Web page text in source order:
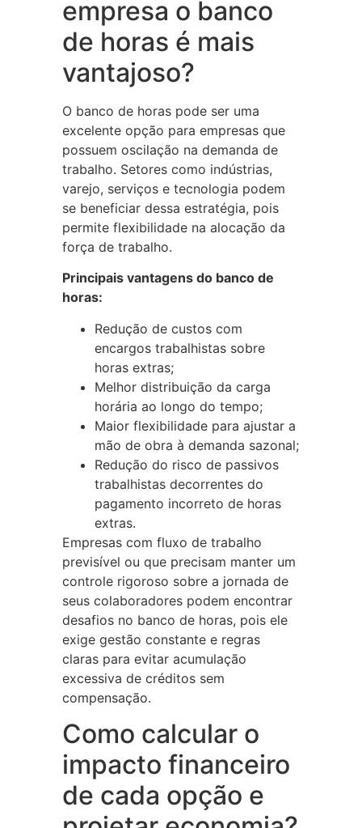
empresa o banco
de horas é mais
vantajoso?
O banco de horas pode ser uma
excelente opção para empresas que
possuem oscilação na demanda de
trabalho. Setores como indústrias,
varejo, serviços e tecnologia podem
se beneficiar dessa estratégia, pois
permite flexibilidade na alocação da
força de trabalho.
Principais vantagens do banco de
horas:
Redução de custos com
encargos trabalhistas sobre
horas extras;
Melhor distribuição da carga
horária ao longo do tempo;
Maior flexibilidade para ajustar a
mão de obra à demanda sazonal;
Redução do risco de passivos
trabalhistas decorrentes do
pagamento incorreto de horas
extras.
Empresas com fluxo de trabalho
previsível ou que precisam manter um
controle rigoroso sobre a jornada de
seus colaboradores podem encontrar
desafios no banco de horas, pois ele
exige gestão constante e regras
claras para evitar acumulação
excessiva de créditos sem
compensação.
Como calcular o
impacto financeiro
de cada opção e